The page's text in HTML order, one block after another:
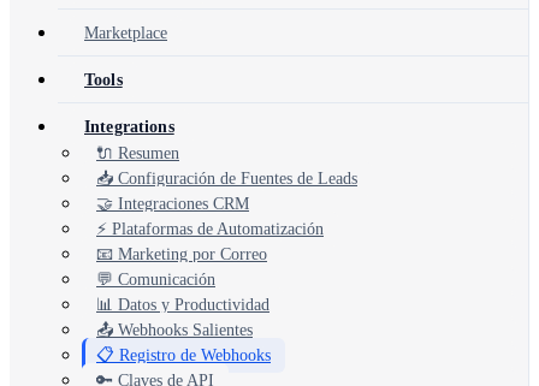
Marketplace
Tools
Integrations
🔌 Resumen
📥 Configuración de Fuentes de Leads
🤝 Integraciones CRM
⚡ Plataformas de Automatización
📧 Marketing por Correo
💬 Comunicación
📊 Datos y Productividad
📤 Webhooks Salientes
📋 Registro de Webhooks
🔑 Claves de API